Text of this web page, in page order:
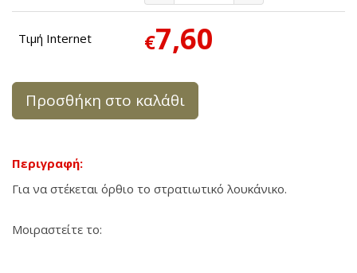
Τιμή Internet €7,60
Προσθήκη στο καλάθι
Περιγραφή:
Για να στέκεται όρθιο το στρατιωτικό λουκάνικο.
Μοιραστείτε το: